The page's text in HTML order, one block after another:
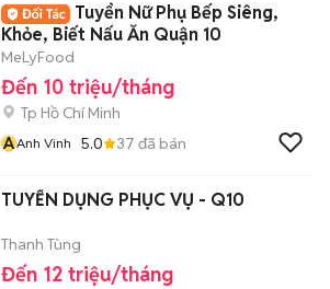
Tuyển Nữ Phụ Bếp Siêng,
Khỏe, Biết Nấu Ăn Quận 10
MeLyFood
Đến 10 triệu/tháng
Tp Hồ Chí Minh
AAnh Vinh 5.0 37 đã bán
TUYỂN DỤNG PHỤC VỤ - Q10
Thanh Tùng
Đến 12 triệu/tháng